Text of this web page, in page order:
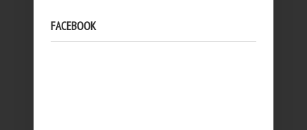
FACEBOOK